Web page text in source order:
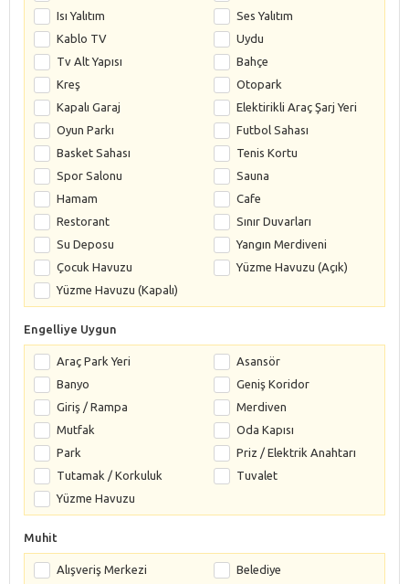
Isı Yalıtım
Ses Yalıtım
Kablo TV
Uydu
Tv Alt Yapısı
Bahçe
Kreş
Otopark
Kapalı Garaj
Elektirikli Araç Şarj Yeri
Oyun Parkı
Futbol Sahası
Basket Sahası
Tenis Kortu
Spor Salonu
Sauna
Hamam
Cafe
Restorant
Sınır Duvarları
Su Deposu
Yangın Merdiveni
Çocuk Havuzu
Yüzme Havuzu (Açık)
Yüzme Havuzu (Kapalı)
Engelliye Uygun
Araç Park Yeri
Asansör
Banyo
Geniş Koridor
Giriş / Rampa
Merdiven
Mutfak
Oda Kapısı
Park
Priz / Elektrik Anahtarı
Tutamak / Korkuluk
Tuvalet
Yüzme Havuzu
Muhit
Alışveriş Merkezi
Belediye